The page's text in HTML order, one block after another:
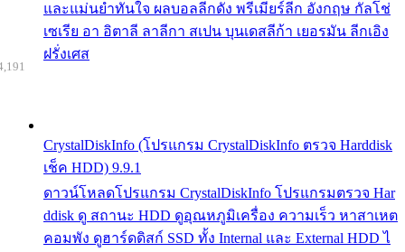
และแม่นยำทันใจ ผลบอลลีกดัง พรีเมียร์ลีก อังกฤษ กัลโช่
เซเรีย อา อิตาลี ลาลีกา สเปน บุนเดสลีก้า เยอรมัน ลีกเอิง
ฝรั่งเศส
CrystalDiskInfo (โปรแกรม CrystalDiskInfo ตรวจ Harddisk
เช็ค HDD) 9.9.1
ดาวน์โหลดโปรแกรม CrystalDiskInfo โปรแกรมตรวจ Har
ddisk ดู สถานะ HDD ดูอุณหภูมิเครื่อง ความเร็ว หาสาเหต
คอมพัง ดูฮาร์ดดิสก์ SSD ทั้ง Internal และ External HDD ไ